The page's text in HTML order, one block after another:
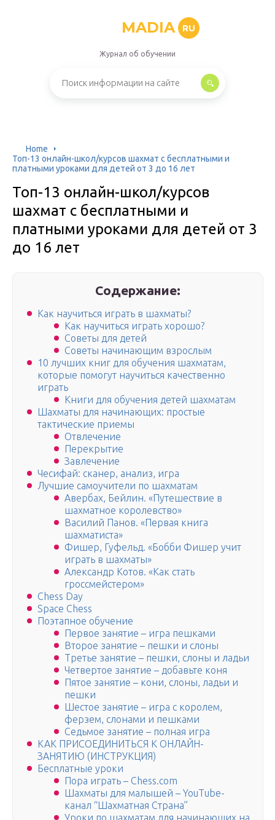
MADIA RU
Журнал об обучении
Home
Топ-13 онлайн-школ/курсов шахмат с бесплатными и
платными уроками для детей от 3 до 16 лет
Топ-13 онлайн-школ/курсов
шахмат с бесплатными и
платными уроками для детей от 3
до 16 лет
Содержание:
Как научиться играть в шахматы?
Как научиться играть хорошо?
Советы для детей
Советы начинающим взрослым
10 лучших книг для обучения шахматам,
которые помогут научиться качественно
играть
Книги для обучения детей шахматам
Шахматы для начинающих: простые
тактические приемы
Отвлечение
Перекрытие
Завлечение
Чесифай: сканер, анализ, игра
Лучшие самоучители по шахматам
Авербах, Бейлин. «Путешествие в
шахматное королевство»
Василий Панов. «Первая книга
шахматиста»
Фишер, Гуфельд. «Бобби Фишер учит
играть в шахматы»
Александр Котов. «Как стать
гроссмейстером»
Chess Day
Space Chess
Поэтапное обучение
Первое занятие – игра пешками
Второе занятие – пешки и слоны
Третье занятие – пешки, слоны и ладьи
Четвертое занятие – добавьте коня
Пятое занятие – кони, слоны, ладьи и
пешки
Шестое занятие – игра с королем,
ферзем, слонами и пешками
Седьмое занятие – полная игра
КАК ПРИСОЕДИНИТЬСЯ К ОНЛАЙН-
ЗАНЯТИЮ (ИНСТРУКЦИЯ)
Бесплатные уроки
Пора играть – Chess.com
Шахматы для малышей – YouTube-
канал “Шахматная Страна”
Уроки по шахматам для начинающих на